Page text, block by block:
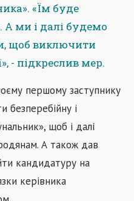
«Їм буде
А ми і далі будемо
щоб виключити
- підкреслив мер.
першому заступнику
безперебійну і
щоб і далі
А також дав
кандидатуру на
керівника